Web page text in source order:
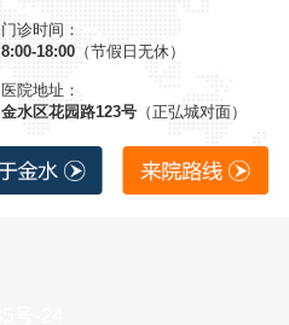
门诊时间：
8:00-18:00 （节假日无休）
医院地址：
金水区花园路123号 （正弘城对面）